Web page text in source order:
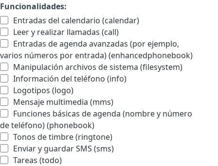
Funcionalidades:
Entradas del calendario (calendar)
Leer y realizar llamadas (call)
Entradas de agenda avanzadas (por ejemplo,
varios números por entrada) (enhancedphonebook)
Manipulación archivos de sistema (filesystem)
Información del teléfono (info)
Logotipos (logo)
Mensaje multimedia (mms)
Funciones básicas de agenda (nombre y número
de teléfono) (phonebook)
Tonos de timbre (ringtone)
Enviar y guardar SMS (sms)
Tareas (todo)